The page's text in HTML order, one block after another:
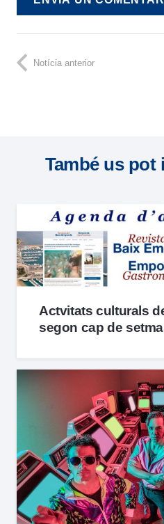
Notícia anterior
També us pot
Actvitats culturals
segon cap de